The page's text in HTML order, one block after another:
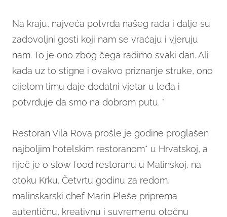
Na kraju, najveća potvrda našeg rada i dalje su
zadovoljni gosti koji nam se vraćaju i vjeruju
nam. To je ono zbog čega radimo svaki dan. Ali
kada uz to stigne i ovakvo priznanje struke, ono
cijelom timu daje dodatni vjetar u leđa i
potvrđuje da smo na dobrom putu. "
Restoran Vila Rova prošle je godine proglašen
najboljim hotelskim restoranom* u Hrvatskoj, a
riječ je o slow food restoranu u Malinskoj, na
otoku Krku. Četvrtu godinu za redom,
malinskarski chef Marin Pleše priprema
autentičnu, kreativnu i suvremenu otočnu